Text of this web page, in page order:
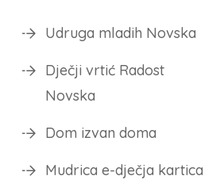
Udruga mladih Novska
Dječji vrtić Radost
Novska
Dom izvan doma
Mudrica e-dječja kartica